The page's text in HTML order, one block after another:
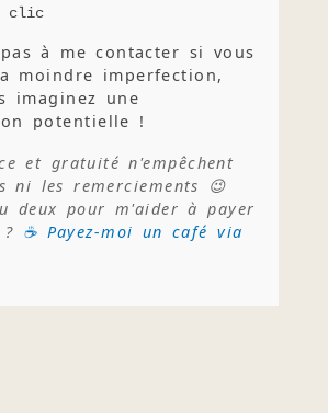
clic
à me contacter si vous
moindre imperfection,
imaginez une
potentielle !
et gratuité n'empêchent
ni les remerciements 😉
deux pour m'aider à payer
☕ Payez-moi un café via